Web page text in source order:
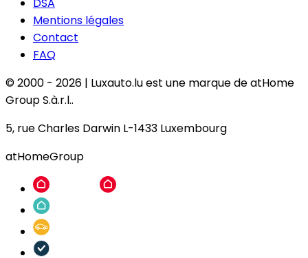
DSA
Mentions légales
Contact
FAQ
© 2000 - 2026 | Luxauto.lu est une marque de atHome
Group S.à.r.l..
5, rue Charles Darwin L-1433 Luxembourg
atHomeGroup